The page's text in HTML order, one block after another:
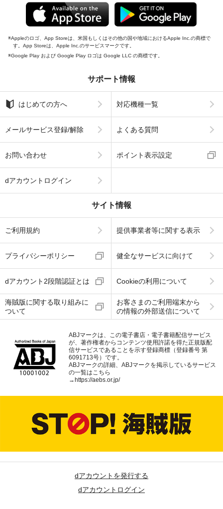
Appleのロゴ、App Storeは、米国もしくはその他の国や地域におけるApple Inc.の商標で
す。App Storeは、Apple Inc.のサービスマークです。
Google Play および Google Play ロゴは Google LLC の商標です。
サポート情報
はじめての方へ 対応機種一覧
メールサービス登録/解除 よくある質問
お問い合わせ ポイント表示設定
dアカウントログイン
サイト情報
ご利用規約 提供事業者等に関する表示
プライバシーポリシー 健全なサービスに向けて
dアカウント2段階認証とは Cookieの利用について
海賊版に関する取り組みに
ついて
お客さまのご利用端末から
の情報の外部送信について
ABJマークは、この電子書店・電子書籍配信サービス
が、著作権者からコンテンツ使用許諾を得た正規版配
信サービスであることを示す登録商標（登録番号 第
6091713号）です。
ABJマークの詳細、ABJマークを掲示しているサービス
の一覧はこちら
→ https://aebs.or.jp/
dアカウントを発行する
dアカウントログイン